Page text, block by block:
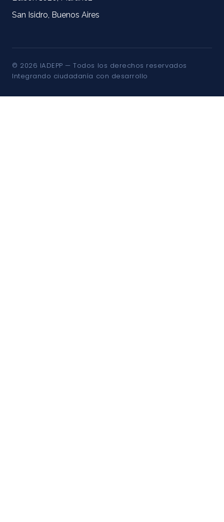
San Isidro, Buenos Aires
© 2026 IADEPP — Todos los derechos reservados
Integrando ciudadanía con desarrollo